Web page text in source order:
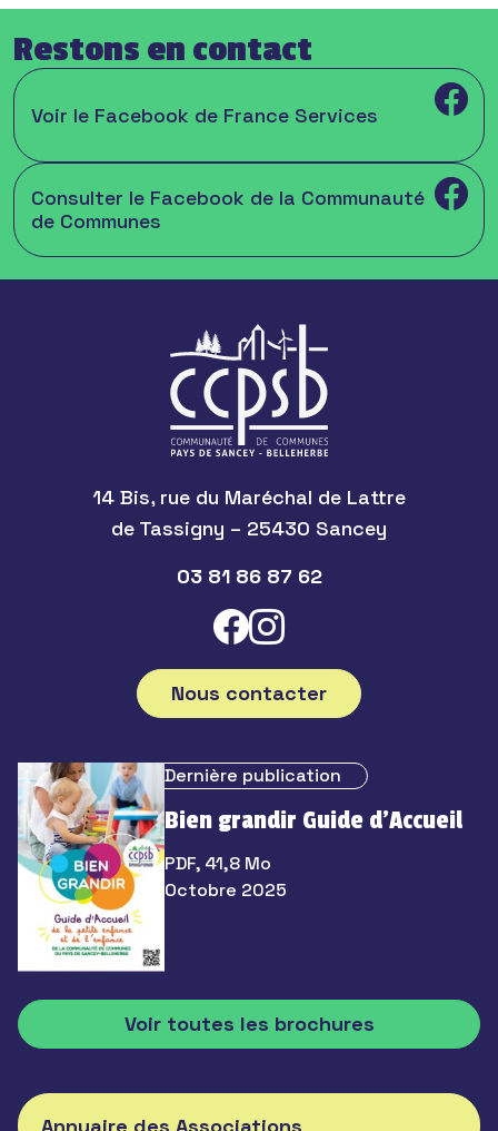
Restons en contact
Voir le Facebook de France Services
Consulter le Facebook de la Communauté
de Communes
14 Bis, rue du Maréchal de Lattre
de Tassigny – 25430 Sancey
03 81 86 87 62
Nous contacter
Dernière publication
Bien grandir Guide d’Accueil
PDF, 41,8 Mo
Octobre 2025
Voir toutes les brochures
Annuaire des Associations